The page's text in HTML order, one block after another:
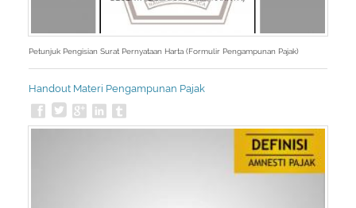
Petunjuk Pengisian Surat Pernyataan Harta (Formulir Pengampunan Pajak)
Handout Materi Pengampunan Pajak